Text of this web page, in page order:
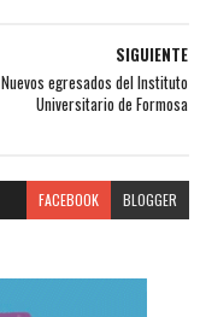
SIGUIENTE
Nuevos egresados del Instituto
Universitario de Formosa
FACEBOOK BLOGGER